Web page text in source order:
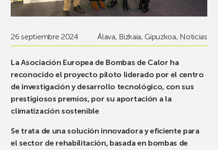
26 septiembre 2024 Álava, Bizkaia,Gipuzkoa, Noticias
La Asociación Europea de Bombas de Calor ha
reconocido el proyecto piloto liderado por el centro
de investigación y desarrollo tecnológico, con sus
prestigiosos premios, por su aportación a la
climatización sostenible
Se trata de una solución innovadora y eficiente para
el sector de rehabilitación, basada en bombas de